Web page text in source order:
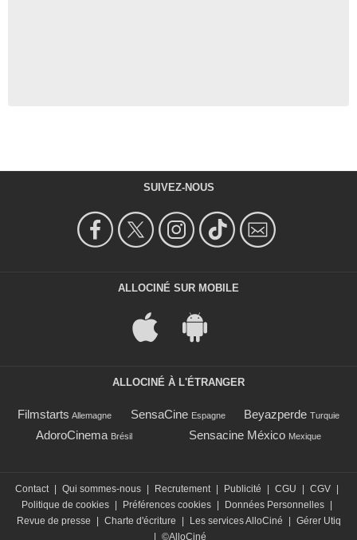
SUIVEZ-NOUS
ALLOCINÉ SUR MOBILE
ALLOCINÉ À L'ÉTRANGER
Filmstarts Allemagne SensaCine Espagne Beyazperde Turquie
AdoroCinema Brésil Sensacine México Mexique
Contact | Qui sommes-nous | Recrutement | Publicité | CGU | CGV |
Politique de cookies | Préférences cookies | Données Personnelles |
Revue de presse
| Charte d'écriture | Les services AlloCiné | Gérer Utiq
| ©AlloCiné